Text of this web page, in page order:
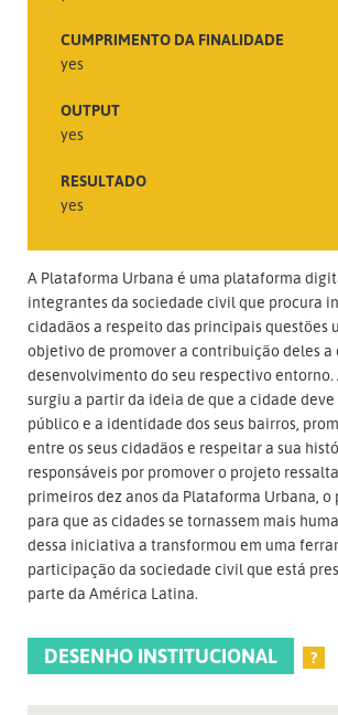
CUMPRIMENTO DA FINALIDADE
yes
OUTPUT
yes
RESULTADO
yes
A Plataforma Urbana é uma plataforma
integrantes da sociedade civil que procura
cidadãos a respeito das principais questões
objetivo de promover a contribuição deles a
desenvolvimento do seu respectivo
surgiu a partir da ideia de que a cidade
público e a identidade dos seus bairros,
entre os seus cidadãos e respeitar a sua
responsáveis por promover o projeto
primeiros dez anos da Plataforma Urbana,
para que as cidades se tornassem mais
dessa iniciativa a transformou em uma
participação da sociedade civil que está
parte da América Latina.
DESENHO INSTITUCIONAL ?